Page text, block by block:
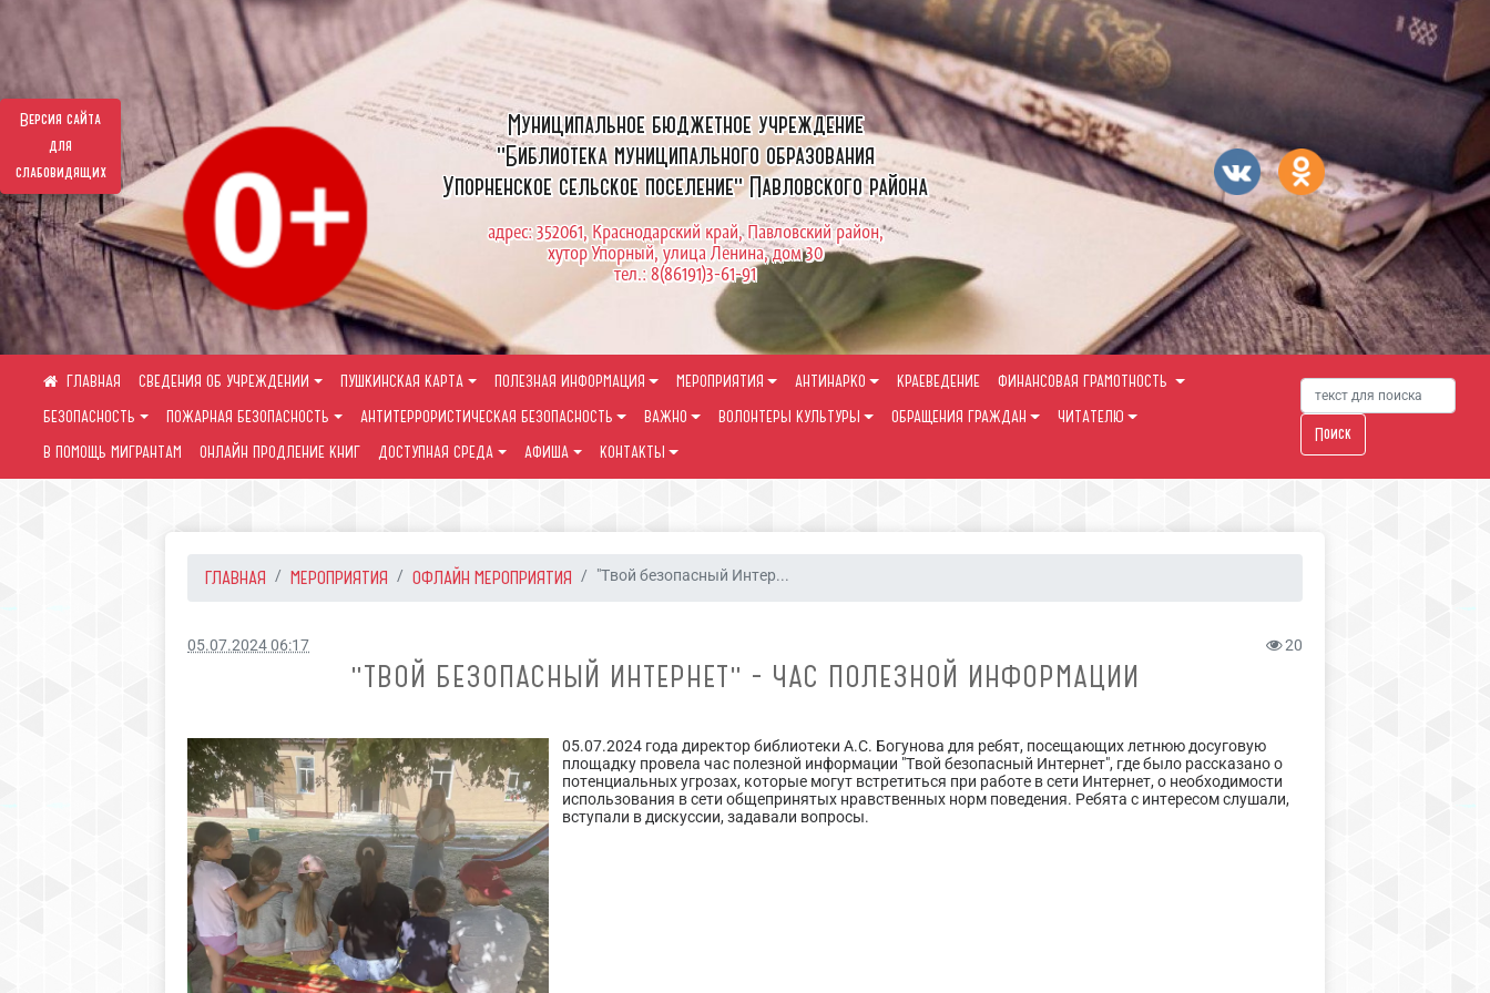
Версия сайта
для
слабовидящих
Муниципальное бюджетное учреждение
"Библиотека муниципального образования
Упорненское сельское поселение" Павловского района
адрес: 352061, Краснодарский край, Павловский район,
хутор Упорный, улица Ленина, дом 30
тел.: 8(86191)3-61-91
СВЕДЕНИЯ ОБ УЧРЕЖДЕНИИ ПУШКИНСКАЯ КАРТА ПОЛЕЗНАЯ ИНФОРМАЦИЯ МЕРОПРИЯТИЯ АНТИНАРКО КРАЕВЕДЕНИЕ
ФИНАНСОВАЯ ГРАМОТНОСТЬ
БЕЗОПАСНОСТЬ
ПОЖАРНАЯ БЕЗОПАСНОСТЬ АНТИТЕРРОРИСТИЧЕСКАЯ БЕЗОПАСНОСТЬ ВАЖНО ВОЛОНТЕРЫ КУЛЬТУРЫ ОБРАЩЕНИЯ ГРАЖДАН
ЧИТАТЕЛЮ
В ПОМОЩЬ МИГРАНТАМ
ОНЛАЙН ПРОДЛЕНИЕ КНИГ ДОСТУПНАЯ СРЕДА АФИША КОНТАКТЫ
Поиск
ГЛАВНАЯ МЕРОПРИЯТИЯ ОФЛАЙН МЕРОПРИЯТИЯ "Твой безопасный Интер...
05.07.2024 06:17 20
"ТВОЙ БЕЗОПАСНЫЙ ИНТЕРНЕТ" - ЧАС ПОЛЕЗНОЙ ИНФОРМАЦИИ
05.07.2024 года директор библиотеки А.С. Богунова для ребят, посещающих летнюю досуговую
площадку провела час полезной информации "Твой безопасный Интернет", где было рассказано о
потенциальных угрозах, которые могут встретиться при работе в сети Интернет, о необходимости
использования в сети общепринятых нравственных норм поведения. Ребята с интересом слушали,
вступали в дискуссии, задавали вопросы.